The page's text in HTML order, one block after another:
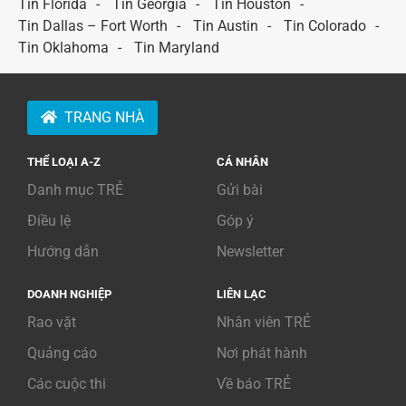
Tin Florida
Tin Georgia
Tin Houston
Tin Dallas – Fort Worth
Tin Austin
Tin Colorado
Tin Oklahoma
Tin Maryland
TRANG NHÀ
THỂ LOẠI A-Z
Danh mục TRẺ
Điều lệ
Hướng dẫn
CÁ NHÂN
Gửi bài
Góp ý
Newsletter
DOANH NGHIỆP
Rao vặt
Quảng cáo
Các cuộc thi
LIÊN LẠC
Nhân viên TRẺ
Nơi phát hành
Về báo TRẺ